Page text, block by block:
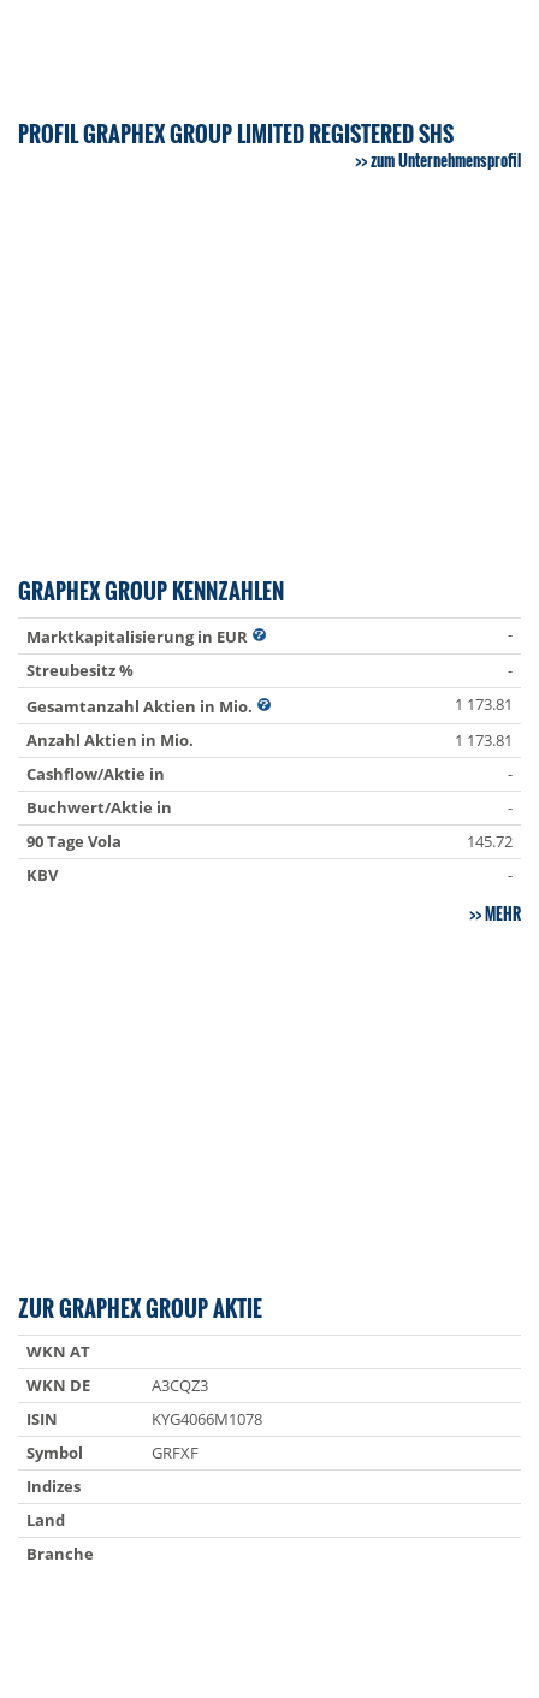
PROFIL GRAPHEX GROUP LIMITED REGISTERED SHS
zum Unternehmensprofil
GRAPHEX GROUP KENNZAHLEN
Marktkapitalisierung in EUR
-
Streubesitz %
-
Gesamtanzahl Aktien in Mio.
1 173.81
Anzahl Aktien in Mio.
1 173.81
Cashflow/Aktie in
-
Buchwert/Aktie in
-
90 Tage Vola
145.72
KBV
-
MEHR
ZUR GRAPHEX GROUP AKTIE
WKN AT
WKN DE
A3CQZ3
ISIN
KYG4066M1078
Symbol
GRFXF
Indizes
Land
Branche